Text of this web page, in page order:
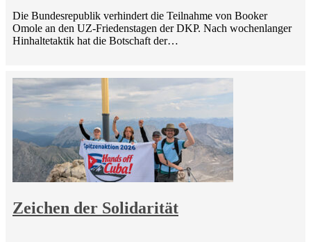
Die Bundesrepublik verhindert die Teilnahme von Booker
Omole an den UZ-Friedenstagen der DKP. Nach wochenlanger
Hinhaltetaktik hat die Botschaft der…
Zeichen der Solidarität